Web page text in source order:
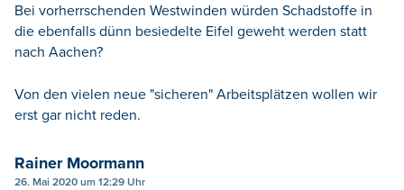
Bei vorherrschenden Westwinden würden Schadstoffe in
die ebenfalls dünn besiedelte Eifel geweht werden statt
nach Aachen?
Von den vielen neue "sicheren" Arbeitsplätzen wollen wir
erst gar nicht reden.
Rainer Moormann
26. Mai 2020 um 12:29 Uhr